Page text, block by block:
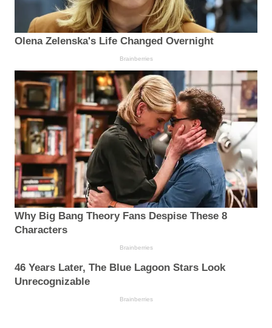
Olena Zelenska's Life Changed Overnight
Brainberries
Why Big Bang Theory Fans Despise These 8
Characters
Brainberries
46 Years Later, The Blue Lagoon Stars Look
Unrecognizable
Brainberries